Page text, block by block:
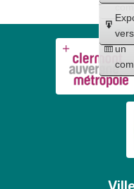
Créer
un
vers